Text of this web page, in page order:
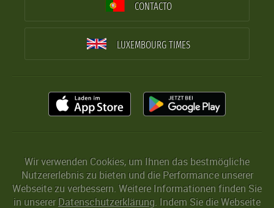
CONTACTO
LUXEMBOURG TIMES
Wir verwenden Cookies, um Ihnen das bestmögliche
Nutzererlebnis zu bieten und die Performance unserer
Webseite zu verbessern. Weitere Informationen finden Sie
in unserer Datenschutzerklärung. Indem Sie die Webseite